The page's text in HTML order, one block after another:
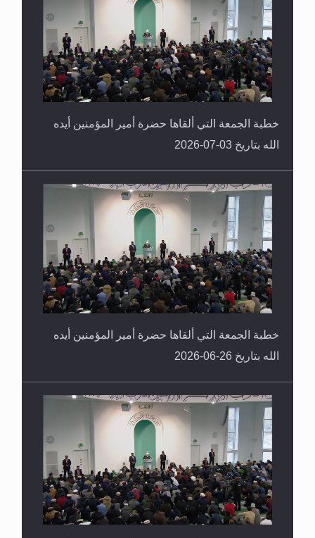
خطبة الجمعة التي ألقاها حضرة أمير المؤمنين أيده
الله بتاريخ 03-07-2026
خطبة الجمعة التي ألقاها حضرة أمير المؤمنين أيده
الله بتاريخ 26-06-2026